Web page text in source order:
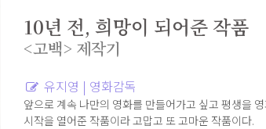
10년 전, 희망이 되어준 작품
<고백> 제작기
유지영 | 영화감독
앞으로 계속 나만의 영화를 만들어가고 싶고 평생을
시작을 열어준 작품이라 고맙고 또 고마운 작품이다.